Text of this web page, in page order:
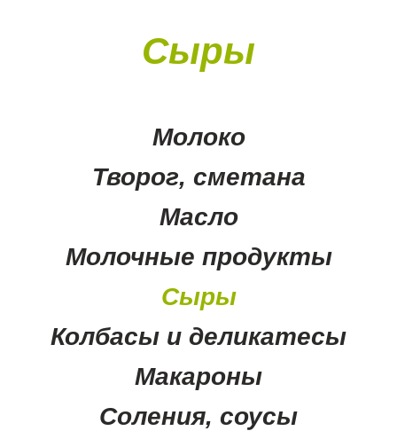
Сыры
Молоко
Творог, сметана
Масло
Молочные продукты
Сыры
Колбасы и деликатесы
Макароны
Соления, соусы